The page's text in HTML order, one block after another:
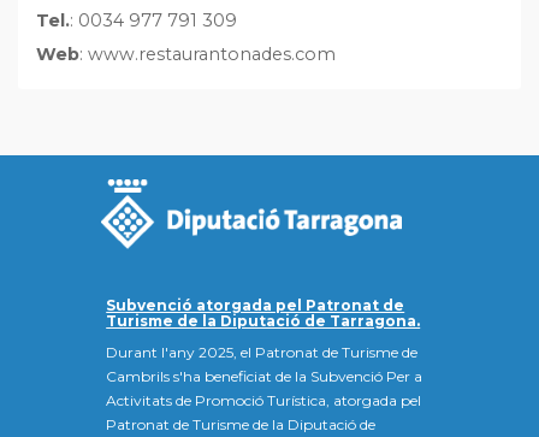
Tel.: 0034 977 791 309
Web: www.restaurantonades.com
Subvenció atorgada pel Patronat de
Turisme de la Diputació de Tarragona.
Durant l'any 2025, el Patronat de Turisme de
Cambrils s'ha beneficiat de la Subvenció Per a
Activitats de Promoció Turística, atorgada pel
Patronat de Turisme de la Diputació de